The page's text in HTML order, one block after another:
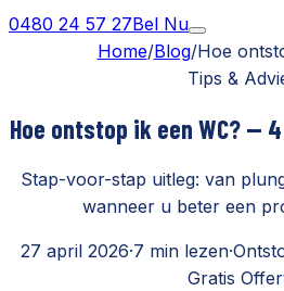
0480 24 57 27Bel Nu
Home/Blog/Hoe
Tips &
Hoe ontstop ik een WC? —
Stap-voor-stap uitleg: van
wanneer u beter een
27 april 2026·7 min lezen·
Gratis